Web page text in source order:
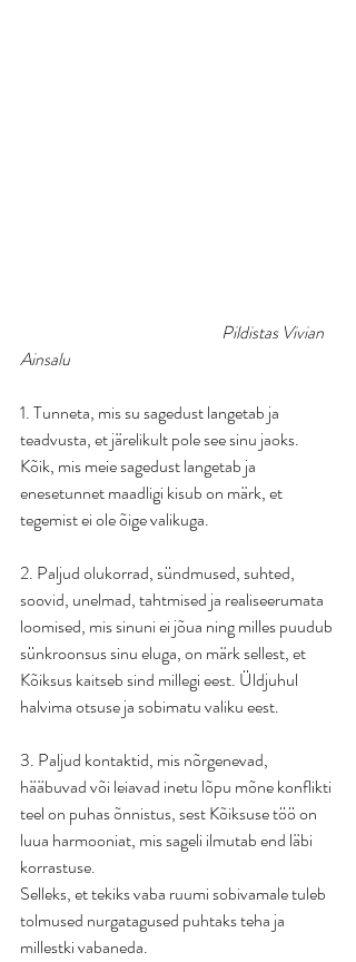
   Pildistas Vivian
Ainsalu
1. Tunneta, mis su sagedust langetab ja
teadvusta, et järelikult pole see sinu jaoks.
Kõik, mis meie sagedust langetab ja
enesetunnet maadligi kisub on märk, et
tegemist ei ole õige valikuga.
2. Paljud olukorrad, sündmused, suhted,
soovid, unelmad, tahtmised ja realiseerumata
loomised, mis sinuni ei jõua ning milles puudub
sünkroonsus sinu eluga, on märk sellest, et
Kõiksus kaitseb sind millegi eest. Üldjuhul
halvima otsuse ja sobimatu valiku eest.
3. Paljud kontaktid, mis nõrgenevad,
hääbuvad või leiavad inetu lõpu mõne konflikti
teel on puhas õnnistus, sest Kõiksuse töö on
luua harmooniat, mis sageli ilmutab end läbi
korrastuse.
Selleks, et tekiks vaba ruumi sobivamale tuleb
tolmused nurgatagused puhtaks teha ja
millestki vabaneda.